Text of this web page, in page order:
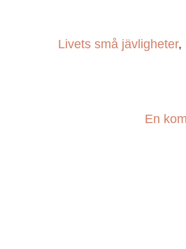
Livets små jävligheter,
En